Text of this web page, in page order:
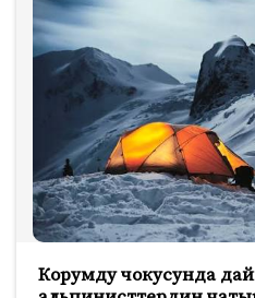
Корумду чокусунда